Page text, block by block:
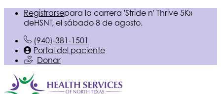
Registrarsepara la carrera 'Stride n' Thrive 5K»
deHSNT, el sábado 8 de agosto.
(940)-381-1501
Portal del paciente
Donar